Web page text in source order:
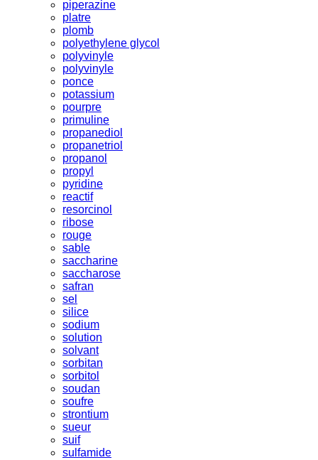
piperazine
platre
plomb
polyethylene glycol
polyvinyle
polyvinyle
ponce
potassium
pourpre
primuline
propanediol
propanetriol
propanol
propyl
pyridine
reactif
resorcinol
ribose
rouge
sable
saccharine
saccharose
safran
sel
silice
sodium
solution
solvant
sorbitan
sorbitol
soudan
soufre
strontium
sueur
suif
sulfamide